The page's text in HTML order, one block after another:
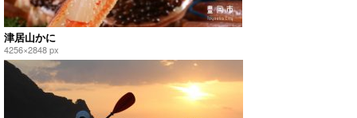
津居山かに
4256×2848 px